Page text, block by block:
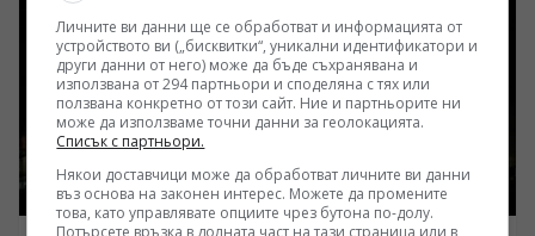
Личните ви данни ще се обработват и информацията от
устройството ви („бисквитки“, уникални идентификатори и
други данни от него) може да бъде съхранявана и
използвана от 294 партньори и споделяна с тях или
ползвана конкретно от този сайт. Ние и партньорите ни
може да използваме точни данни за геолокацията.
Списък с партньори.
Някои доставчици може да обработват личните ви данни
въз основа на законен интерес. Можете да промените
това, като управлявате опциите чрез бутона по-долу.
Потърсете връзка в долната част на тази страница или в